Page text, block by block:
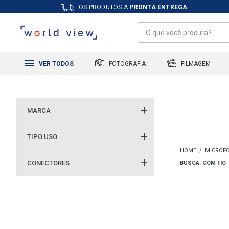
OS PRODUTOS A PRONTA ENTREGA
VER TODOS FOTOGRAFIA FILMAGEM
MARCA
TIPO USO
CONECTORES
BUSCA: COM FIO